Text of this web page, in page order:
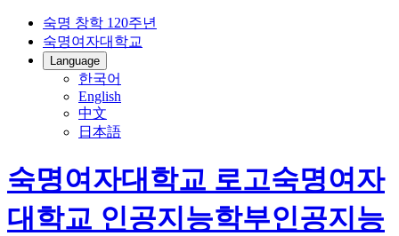
숙명 창학 120주년
숙명여자대학교
Language
한국어
English
中文
日本語
숙명여자대학교 로고숙명여자
대학교 인공지능학부인공지능